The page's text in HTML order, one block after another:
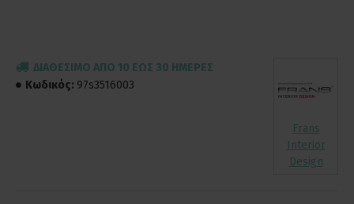
ΔΙΑΘΈΣΙΜΟ ΑΠΌ 10 ΈΩΣ 30 ΗΜΈΡΕΣ
Κωδικός: 97s3516003
Frans
Interior
Design